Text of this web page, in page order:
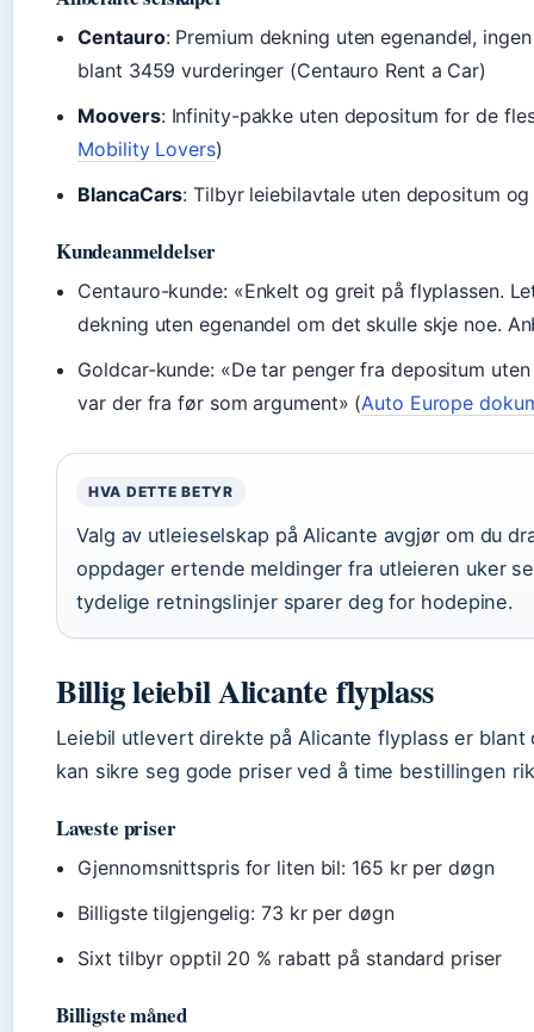
Centauro: Premium dekning uten egenandel,
blant 3459 vurderinger (Centauro Rent a Car)
Moovers: Infinity-pakke uten depositum for de
Mobility Lovers)
BlancaCars: Tilbyr leiebilavtale uten depositum
Kundeanmeldelser
Centauro-kunde: «Enkelt og greit på flyplassen.
dekning uten egenandel om det skulle skje noe.
Goldcar-kunde: «De tar penger fra depositum
var der fra før som argument» (Auto Europe
HVA DETTE BETYR
Valg av utleieselskap på Alicante avgjør om du
oppdager ertende meldinger fra utleieren uker
tydelige retningslinjer sparer deg for hodepine.
Billig leiebil Alicante flyplass
Leiebil utlevert direkte på Alicante flyplass er
kan sikre seg gode priser ved å time bestillingen
Laveste priser
Gjennomsnittspris for liten bil: 165 kr per døgn
Billigste tilgjengelig: 73 kr per døgn
Sixt tilbyr opptil 20 % rabatt på standard priser
Billigste måned